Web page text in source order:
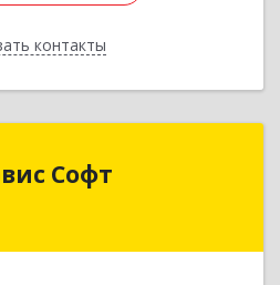
контакты
Назад
Софт
Сервис Софт
край, Курганинск г,